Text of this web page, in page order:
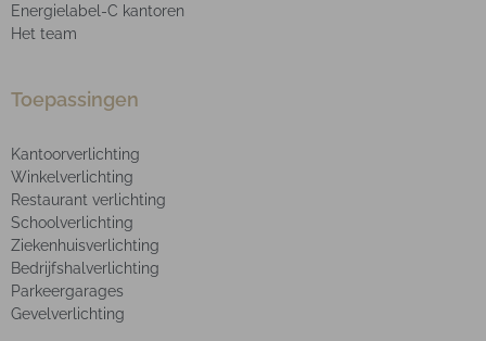
Energielabel-C kantoren
Het team
Toepassingen
Kantoorverlichting
Winkelverlichting
Restaurant verlichting
Schoolverlichting
Ziekenhuisverlichting
Bedrijfshalverlichting
Parkeergarages
Gevelverlichting